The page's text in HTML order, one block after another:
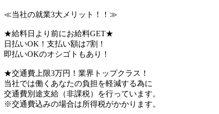
≪当社の就業3大メリット！！≫
★給料日より前にお給料GET★
日払いOK！支払い額は7割！
即払いOKのオシゴトもあり！
★交通費上限3万円！業界トップクラス！
当社では働くあなたの負担を軽減する為に
交通費別途支給（非課税）を行っています。
※交通費込みの場合は所得税がかかります。